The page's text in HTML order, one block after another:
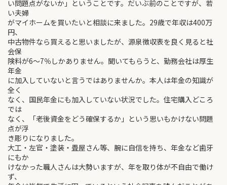
い問題点がないか」ということです。だいぶ前のことですが、若
い夫婦
がマイホームを買いたいと相談に来ました。29歳で年収は400万
円、
中古物件なら買えると思いましたが、源泉徴収表を良く見ると社
会保
険料が6～7％しかありません。聞いてもらうと、勤務会社は厚生
年金
に加入していないと言うではありませんか。本人は年金の知識が
全く
なく、国民年金にも加入していない状況でした。住宅購入どころ
では
なく、「老後資金をどう確保するか」という思いもかけない問題
点が浮
き彫りになりました。
大工・左官・塗装・畳屋さん等、腕に自信を持ち、年金など歯牙
にもか
けなかった職人さんは大勢いますが、年を取り体が不自由で働け
ず、